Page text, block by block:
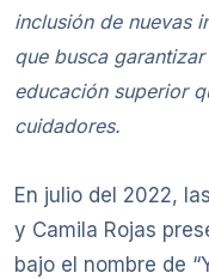
inclusión de nuevas
que busca
educación superior
cuidadores.
En julio del 2022,
y Camila Rojas
bajo el nombre de